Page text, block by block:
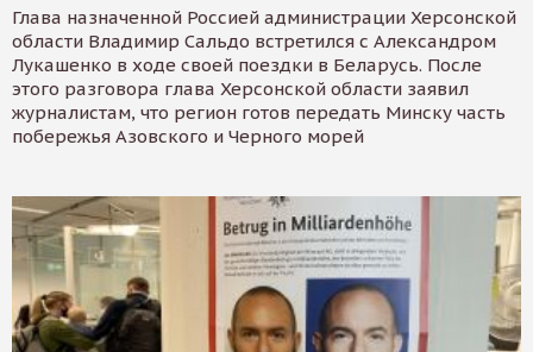
Глава назначенной Россией администрации Херсонской
области Владимир Сальдо встретился с Александром
Лукашенко в ходе своей поездки в Беларусь. После
этого разговора глава Херсонской области заявил
журналистам, что регион готов передать Минску часть
побережья Азовского и Черного морей